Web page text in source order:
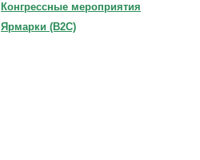
Конгрессные мероприятия
Ярмарки (B2C)